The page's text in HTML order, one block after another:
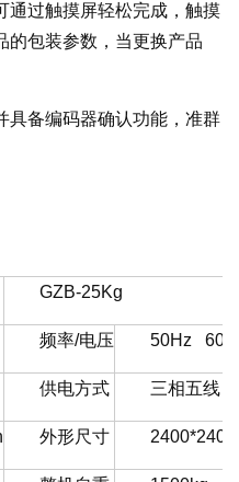
通过触摸屏轻松完成，触摸
的包装参数，当更换产品
具备编码器确认功能，准群
GZB-25Kg
频率/电压 50Hz
供电方式 三相五线
外形尺寸